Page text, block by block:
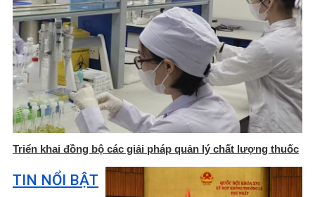
Triển khai đồng bộ các giải pháp quản lý chất lượng thuốc
TIN NỔI BẬT